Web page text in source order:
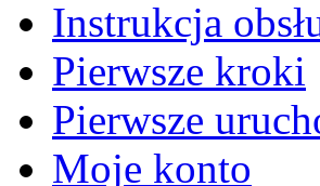
Instrukcja
Pierwsze kroki
Pierwsze
Moje konto